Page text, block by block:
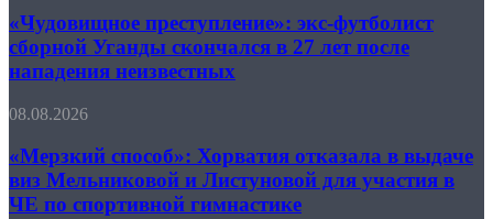
Моуринью
но
не
отменило
проблем
России
прыжкам
в
воду
экс-
футболист
сборной
Уганды
в
лет
после
нападения
«Чудовищное преступление»: экс-футболист
сборной Уганды скончался в 27 лет после
нападения неизвестных
«Мерзкий
Хорватия
отказала
в
выдаче
08.08.2026
«Мерзкий способ»: Хорватия отказала в выдаче
виз Мельниковой и Листуновой для участия в
ЧЕ по спортивной гимнастике